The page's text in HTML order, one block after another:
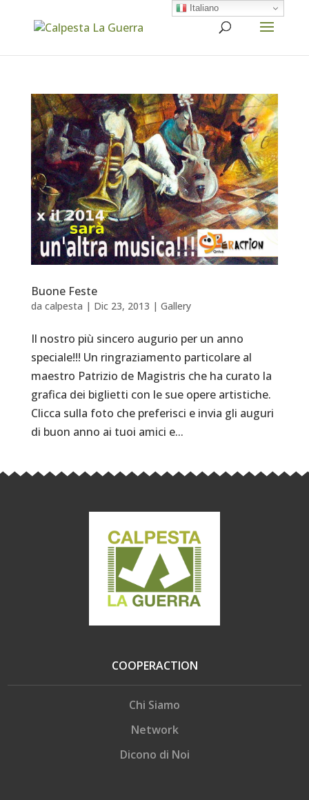
Buone Feste
da calpesta | Dic 23, 2013 | Gallery
Il nostro più sincero augurio per un anno
speciale!!! Un ringraziamento particolare al
maestro Patrizio de Magistris che ha curato la
grafica dei biglietti con le sue opere artistiche.
Clicca sulla foto che preferisci e invia gli auguri
di buon anno ai tuoi amici e...
COOPERACTION
Chi Siamo
Network
Dicono di Noi
Italiano